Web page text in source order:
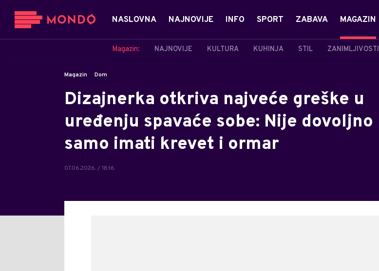
NASLOVNA NAJNOVIJE INFO SPORT ZABAVA MAGAZIN
Magazin: NAJNOVIJE KULTURA KUHINJA STIL ZANIMLJIVOSTI
Magazin Dom
Dizajnerka otkriva najveće greške u
uređenju spavaće sobe: Nije dovoljno
samo imati krevet i ormar
07.06.2026. / 18:16